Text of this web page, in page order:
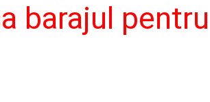
barajul